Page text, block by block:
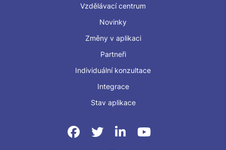
Vzdělávací centrum
Novinky
Změny v aplikaci
Partneři
Individuální konzultace
Integrace
Stav aplikace